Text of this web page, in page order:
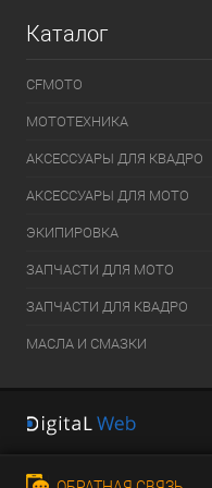
Каталог
CFMOTO
МОТОТЕХНИКА
АКСЕССУАРЫ ДЛЯ КВАДРО
АКСЕССУАРЫ ДЛЯ МОТО
ЭКИПИРОВКА
ЗАПЧАСТИ ДЛЯ МОТО
ЗАПЧАСТИ ДЛЯ КВАДРО
МАСЛА И СМАЗКИ